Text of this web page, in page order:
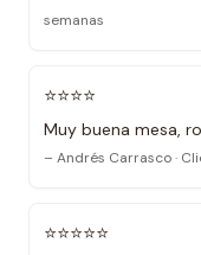
semanas
⭐⭐⭐⭐
Muy buena mesa,
– Andrés Carrasco ·
⭐⭐⭐⭐⭐